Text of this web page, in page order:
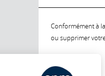
Conformément à
ou supprimer